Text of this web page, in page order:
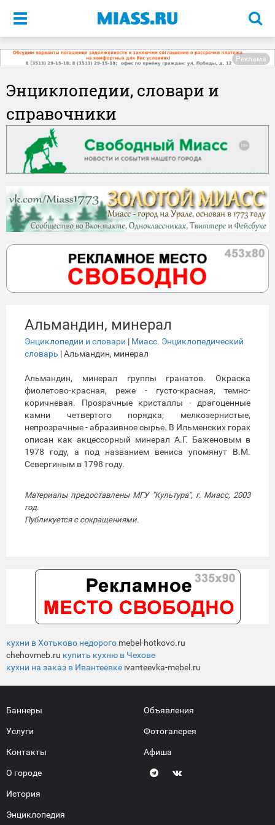
Меню
Реклама
Энциклопедии, словари и
справочники
Альмандин, минерал
Энциклопедии и словари | Миасс. Энциклопедический
словарь | Альмандин, минерал
Альмандин, минерал группы гранатов. Окраска
фиолетово-красная, реже - густо-красная, темно-
коричневая. Прозрачные кристаллы - драгоценные
камни четвертого порядка; мелкозернистые,
непрозрачные - абразивное сырье. В Ильменских горах
описан как акцессорный минерал А.Г. Баженовым в
1978 году, а под названием вениса упомянут В.М.
Севергиным в 1798 году.
Материалы предоставлены МГУ "Культура", г. Миасс, 2003
год.
Публикуется с сокращениями.
кухни в Хотьково недорого mebel-hotkovo.ru
chehovmeb.ru купить кухню в Чехове
кухни на заказ в Ивантеевке ivanteevka-mebel.ru
Баннеры
Услуги
Контакты
О городе
История
Энциклопедия
Объявления
Фотогалерея
Афиша